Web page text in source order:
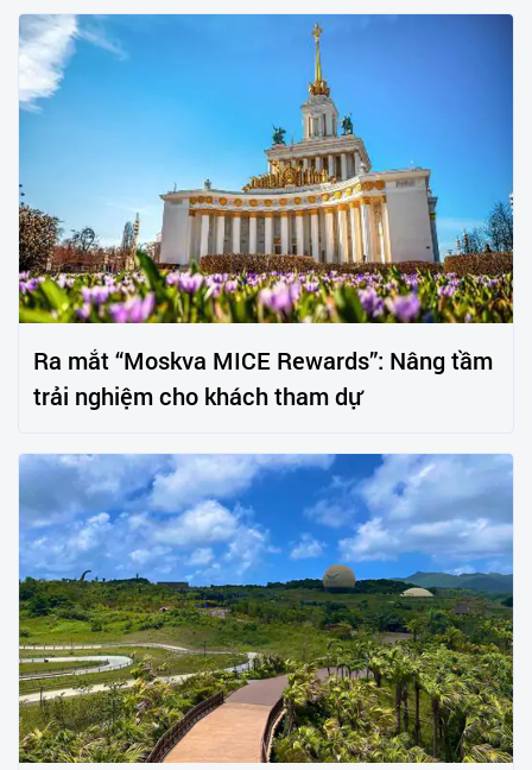
Ra mắt “Moskva MICE Rewards”: Nâng tầm
trải nghiệm cho khách tham dự